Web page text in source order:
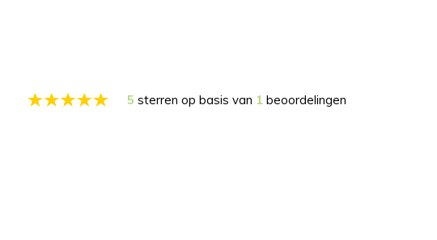
5 sterren op basis van 1 beoordelingen